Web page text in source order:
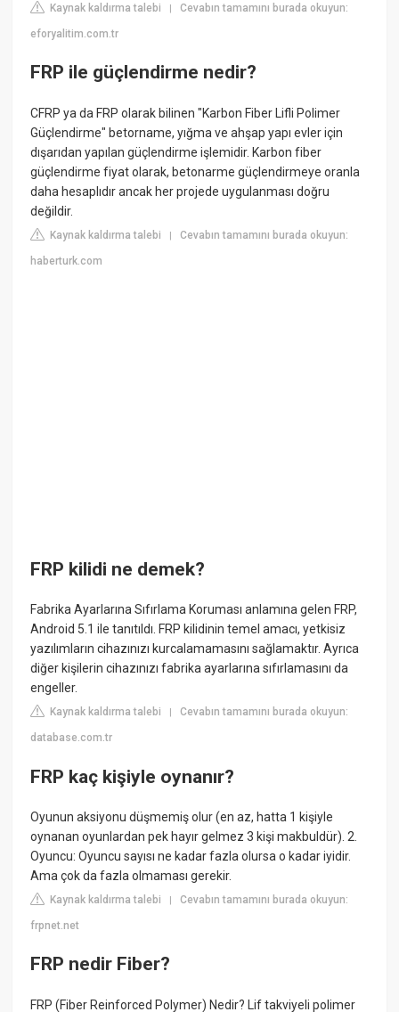
Kaynak kaldırma talebi |Cevabın tamamını burada okuyun:
eforyalitim.com.tr
FRP ile güçlendirme nedir?
CFRP ya da FRP olarak bilinen "Karbon Fiber Lifli Polimer
Güçlendirme" betorname, yığma ve ahşap yapı evler için
dışarıdan yapılan güçlendirme işlemidir. Karbon fiber
güçlendirme fiyat olarak, betonarme güçlendirmeye oranla
daha hesaplıdır ancak her projede uygulanması doğru
değildir.
Kaynak kaldırma talebi |Cevabın tamamını burada okuyun:
haberturk.com
FRP kilidi ne demek?
Fabrika Ayarlarına Sıfırlama Koruması anlamına gelen FRP,
Android 5.1 ile tanıtıldı. FRP kilidinin temel amacı, yetkisiz
yazılımların cihazınızı kurcalamamasını sağlamaktır. Ayrıca
diğer kişilerin cihazınızı fabrika ayarlarına sıfırlamasını da
engeller.
Kaynak kaldırma talebi |Cevabın tamamını burada okuyun:
database.com.tr
FRP kaç kişiyle oynanır?
Oyunun aksiyonu düşmemiş olur (en az, hatta 1 kişiyle
oynanan oyunlardan pek hayır gelmez 3 kişi makbuldür). 2.
Oyuncu: Oyuncu sayısı ne kadar fazla olursa o kadar iyidir.
Ama çok da fazla olmaması gerekir.
Kaynak kaldırma talebi |Cevabın tamamını burada okuyun:
frpnet.net
FRP nedir Fiber?
FRP (Fiber Reinforced Polymer) Nedir? Lif takviyeli polimer